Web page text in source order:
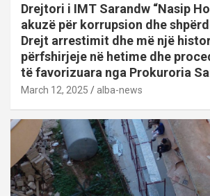
Drejtori i IMT Sarandw “Nasip
akuzë për korrupsion dhe
Drejt arrestimit dhe më një
përfshirjeje në hetime dhe
të favorizuara nga Prokuroria
March 12, 2025 alba-news